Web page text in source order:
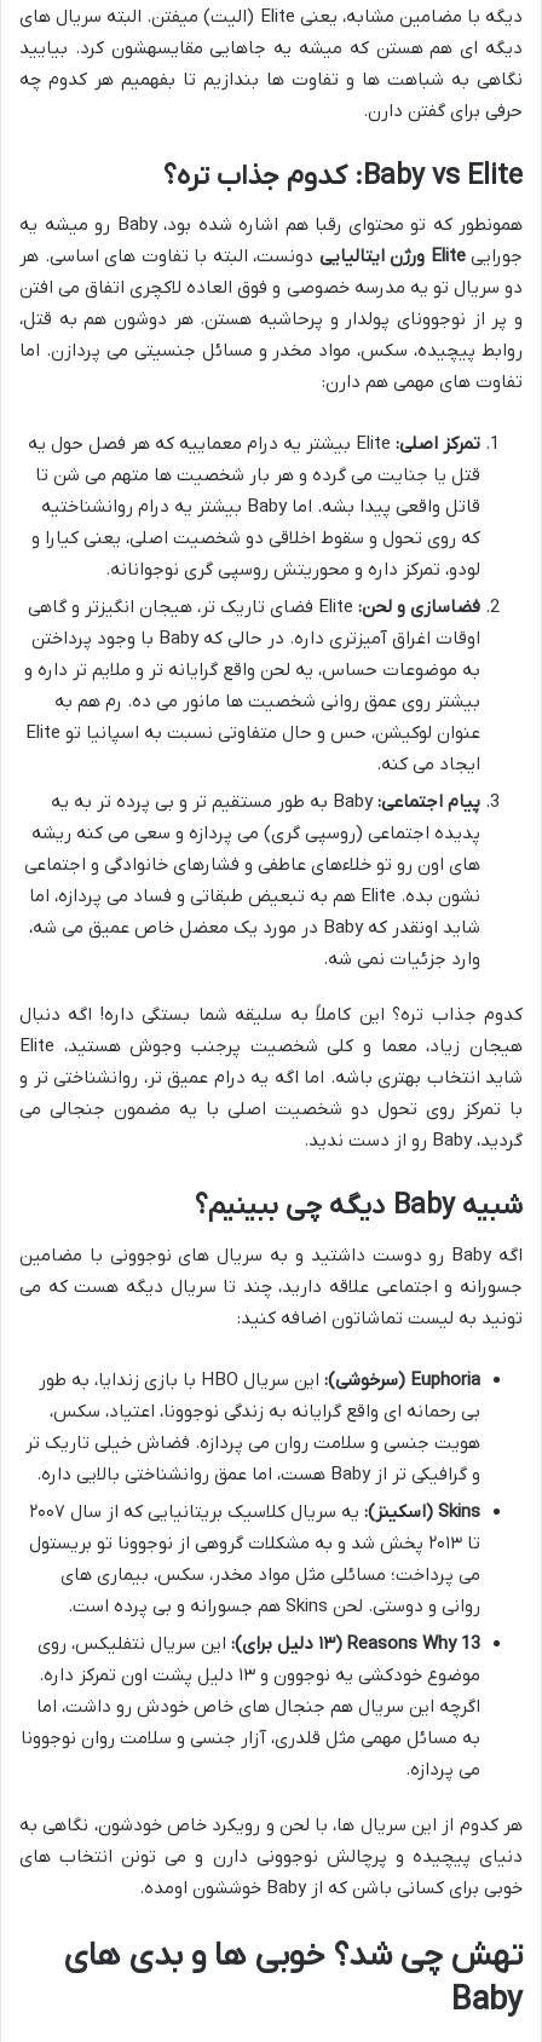
دیگه با مضامین مشابه، یعنی Elite (الیت) میفتن. البته سریال های
دیگه ای هم هستن که میشه یه جاهایی مقایسهشون کرد. بیایید
نگاهی به شباهت ها و تفاوت ها بندازیم تا بفهمیم هر کدوم چه
حرفی برای گفتن دارن.
Baby vs Elite: کدوم جذاب تره؟
همونطور که تو محتوای رقبا هم اشاره شده بود، Baby رو میشه یه
جوراییElite ورژن ایتالیایی
دونست، البته با تفاوت های اساسی. هر
دو سریال تو یه مدرسه خصوصی و فوق العاده لاکچری اتفاق می افتن
و پر از نوجوونای پولدار و پرحاشیه هستن. هر دوشون هم به قتل،
روابط پیچیده، سکس، مواد مخدر و مسائل جنسیتی می پردازن. اما
تفاوت های مهمی هم دارن:
تمرکز اصلی:
Elite بیشتر یه درام معماییه که هر فصل حول یه
قتل یا جنایت می گرده و هر بار شخصیت ها متهم می شن تا
قاتل واقعی پیدا بشه. اما Baby بیشتر یه درام روانشناختیه
که روی تحول و سقوط اخلاقی دو شخصیت اصلی، یعنی کیارا و
لودو، تمرکز داره و محوریتش روسپی گری نوجوانانه.
فضاسازی و لحن:
Elite فضای تاریک تر، هیجان انگیزتر و گاهی
اوقات اغراق آمیزتری داره. در حالی که Baby با وجود پرداختن
به موضوعات حساس، یه لحن واقع گرایانه تر و ملایم تر داره و
بیشتر روی عمق روانی شخصیت ها مانور می ده. رم هم به
عنوان لوکیشن، حس و حال متفاوتی نسبت به اسپانیا تو Elite
ایجاد می کنه.
پیام اجتماعی:
Baby به طور مستقیم تر و بی پرده تر به یه
پدیده اجتماعی (روسپی گری) می پردازه و سعی می کنه ریشه
های اون رو تو خلاءهای عاطفی و فشارهای خانوادگی و اجتماعی
نشون بده. Elite هم به تبعیض طبقاتی و فساد می پردازه، اما
شاید اونقدر که Baby در مورد یک معضل خاص عمیق می شه،
وارد جزئیات نمی شه.
کدوم جذاب تره؟ این کاملاً به سلیقه شما بستگی داره! اگه دنبال
هیجان زیاد، معما و کلی شخصیت پرجنب وجوش هستید، Elite
شاید انتخاب بهتری باشه. اما اگه یه درام عمیق تر، روانشناختی تر و
با تمرکز روی تحول دو شخصیت اصلی با یه مضمون جنجالی می
گردید، Baby رو از دست ندید.
شبیه Baby دیگه چی ببینیم؟
اگه Baby رو دوست داشتید و به سریال های نوجوونی با مضامین
جسورانه و اجتماعی علاقه دارید، چند تا سریال دیگه هست که می
تونید به لیست تماشاتون اضافه کنید:
Euphoria (سرخوشی):
این سریال HBO با بازی زندایا، به طور
بی رحمانه ای واقع گرایانه به زندگی نوجوونا، اعتیاد، سکس،
هویت جنسی و سلامت روان می پردازه. فضاش خیلی تاریک تر
و گرافیکی تر از Baby هست، اما عمق روانشناختی بالایی داره.
Skins (اسکینز):
یه سریال کلاسیک بریتانیایی که از سال ۲۰۰۷
تا ۲۰۱۳ پخش شد و به مشکلات گروهی از نوجوونا تو بریستول
می پرداخت؛ مسائلی مثل مواد مخدر، سکس، بیماری های
روانی و دوستی. لحن Skins هم جسورانه و بی پرده است.
13 Reasons Why (۱۳ دلیل برای):
این سریال نتفلیکس، روی
موضوع خودکشی یه نوجوون و ۱۳ دلیل پشت اون تمرکز داره.
اگرچه این سریال هم جنجال های خاص خودش رو داشت، اما
به مسائل مهمی مثل قلدری، آزار جنسی و سلامت روان نوجوونا
می پردازه.
هر کدوم از این سریال ها، با لحن و رویکرد خاص خودشون، نگاهی به
دنیای پیچیده و پرچالش نوجوونی دارن و می تونن انتخاب های
خوبی برای کسانی باشن که از Baby خوششون اومده.
تهش چی شد؟ خوبی ها و بدی های
Baby